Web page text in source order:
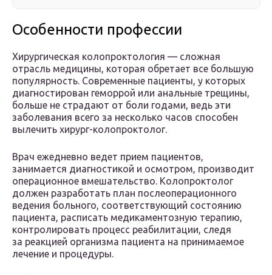
Особенности профессии
Хирургическая колопроктология — сложная
отрасль медицины, которая обретает все большую
популярность. Современные пациенты, у которых
диагностирован геморрой или анальные трещины,
больше не страдают от боли годами, ведь эти
заболевания всего за несколько часов способен
вылечить хирург-колопроктолог.
Врач ежедневно ведет прием пациентов,
занимается диагностикой и осмотром, производит
операционное вмешательство. Колопроктолог
должен разработать план послеоперационного
ведения больного, соответствующий состоянию
пациента, расписать медикаментозную терапию,
контролировать процесс реабилитации, следя
за реакцией организма пациента на принимаемое
лечение и процедуры.